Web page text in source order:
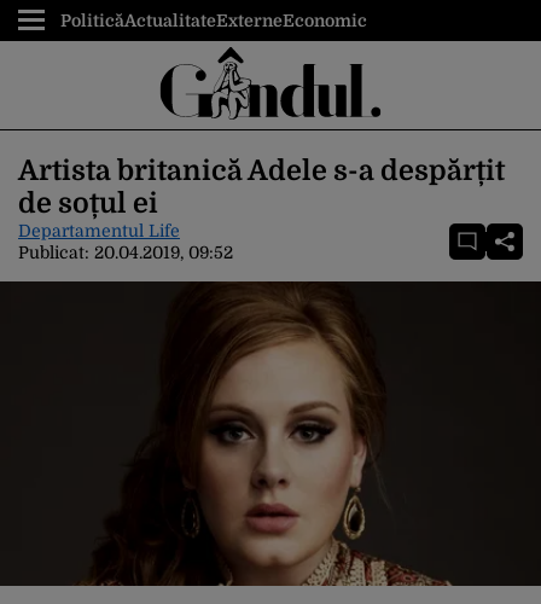
PoliticăActualitateExterneEconomic
Artista britanică Adele s-a despărțit
de soțul ei
Departamentul Life
Publicat: 20.04.2019, 09:52